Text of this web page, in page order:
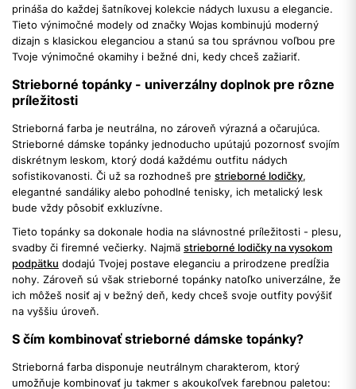
prináša do každej šatníkovej kolekcie nádych luxusu a elegancie.
Tieto výnimočné modely od značky Wojas kombinujú moderný
dizajn s klasickou eleganciou a stanú sa tou správnou voľbou pre
Tvoje výnimočné okamihy i bežné dni, kedy chceš zažiariť.
Strieborné topánky - univerzálny doplnok pre rôzne
príležitosti
Strieborná farba je neutrálna, no zároveň výrazná a očarujúca.
Strieborné dámske topánky jednoducho upútajú pozornosť svojím
diskrétnym leskom, ktorý dodá každému outfitu nádych
sofistikovanosti. Či už sa rozhodneš pre strieborné lodičky,
elegantné sandáliky alebo pohodlné tenisky, ich metalický lesk
bude vždy pôsobiť exkluzívne.
Tieto topánky sa dokonale hodia na slávnostné príležitosti - plesu,
svadby či firemné večierky. Najmä strieborné lodičky na vysokom
podpätku dodajú Tvojej postave eleganciu a prirodzene predĺžia
nohy. Zároveň sú však strieborné topánky natoľko univerzálne, že
ich môžeš nosiť aj v bežný deň, kedy chceš svoje outfity povýšiť
na vyššiu úroveň.
S čím kombinovať strieborné dámske topánky?
Strieborná farba disponuje neutrálnym charakterom, ktorý
umožňuje kombinovať ju takmer s akoukoľvek farebnou paletou: